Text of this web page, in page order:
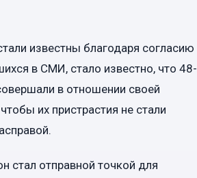
известны благодаря согласию
в СМИ, стало известно, что 48-
в отношении своей
их пристрастия не стали
стал отправной точкой для